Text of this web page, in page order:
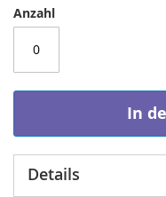
Anzahl
In
Details